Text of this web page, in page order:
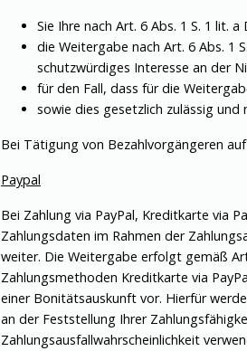
Sie Ihre nach Art. 6 Abs. 1 S. 1 lit.
die Weitergabe nach Art. 6 Abs. 1
schutzwürdiges Interesse an der
für den Fall, dass für die
sowie dies gesetzlich zulässig und
Bei Tätigung von Bezahlvorgängeren
Paypal
Bei Zahlung via PayPal, Kreditkarte via
Zahlungsdaten im Rahmen der
weiter. Die Weitergabe erfolgt gemäß
Zahlungsmethoden Kreditkarte via
einer Bonitätsauskunft vor. Hierfür
an der Feststellung Ihrer
Zahlungsausfallwahrscheinlichkeit